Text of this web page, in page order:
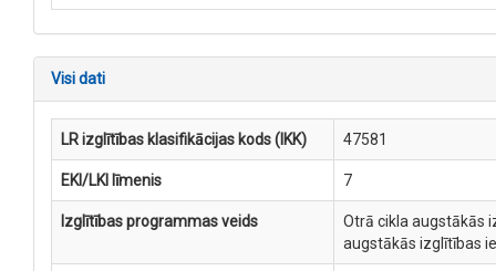
Visi dati
LR izglītības klasifikācijas kods (IKK) 47581
EKI/LKI līmenis 7
Izglītības programmas veids
Otrā cikla augstākās
augstākās izglītības